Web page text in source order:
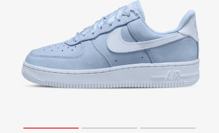
1 2 3